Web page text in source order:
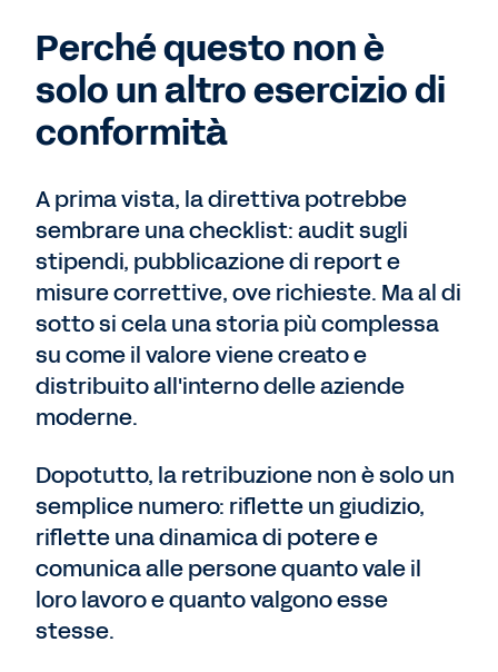
Perché questo non è
solo un altro esercizio di
conformità
A prima vista, la direttiva potrebbe
sembrare una checklist: audit sugli
stipendi, pubblicazione di report e
misure correttive, ove richieste. Ma al di
sotto si cela una storia più complessa
su come il valore viene creato e
distribuito all'interno delle aziende
moderne.
Dopotutto, la retribuzione non è solo un
semplice numero: riflette un giudizio,
riflette una dinamica di potere e
comunica alle persone quanto vale il
loro lavoro e quanto valgono esse
stesse.